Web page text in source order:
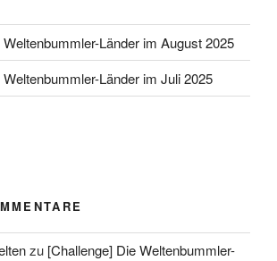
Länder im August 2025
Länder im Juli 2025
zu [Challenge] Die Weltenbummler-